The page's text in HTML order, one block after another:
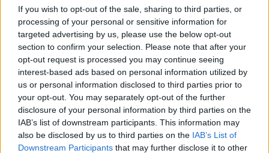
If you wish to opt-out of the sale, sharing to third parties, or
processing of your personal or sensitive information for
targeted advertising by us, please use the below opt-out
section to confirm your selection. Please note that after your
opt-out request is processed you may continue seeing
interest-based ads based on personal information utilized by
us or personal information disclosed to third parties prior to
your opt-out. You may separately opt-out of the further
disclosure of your personal information by third parties on the
IAB’s list of downstream participants. This information may
also be disclosed by us to third parties on the IAB’s List of
Downstream Participants that may further disclose it to other
követően pedig külön köszönetet mondott új
barátnőjének. A Ferrari hétszeres világbajnoka
immár nyíltan felvállalja kapcsolatát Kim
Kardashiannal, a világhírű amerikai televíziós
személyiség ugyanis a helyszínen szurkolta végig
a vasárnapi futamot.
A versenynaptár legfényűzőbb állomásán mindig